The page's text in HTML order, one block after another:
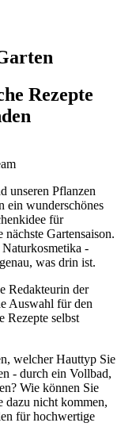
Rezepte
unseren Pflanzen
ein wunderschönes
für
Gartensaison.
-
was drin ist.
Redakteurin der
Auswahl für den
Rezepte selbst
welcher Hauttyp Sie
- durch ein Vollbad,
Wie können Sie
dazu nicht kommen,
für hochwertige